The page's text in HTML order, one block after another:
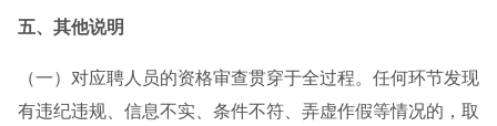
五、其他说明
（一）对应聘人员的资格审查贯穿于全过程。任何环节发现
有违纪违规、信息不实、条件不符、弄虚作假等情况的，取